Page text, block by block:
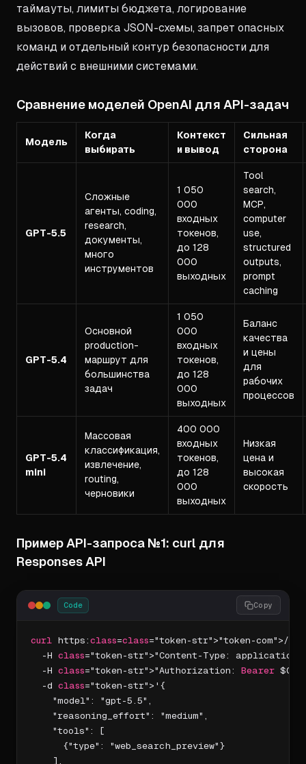
таймауты, лимиты бюджета, логирование
вызовов, проверка JSON-схемы, запрет опасных
команд и отдельный контур безопасности для
действий с внешними системами.
Сравнение моделей OpenAI для API-задач
Модель
Когда
выбирать
Контекст
и вывод
Сильная
сторона
GPT-5.5
Сложные
агенты, coding,
research,
документы,
много
инструментов
1 050
000
входных
токенов,
до 128
000
выходных
Tool
search,
MCP,
computer
use,
structured
outputs,
prompt
caching
GPT-5.4
Основной
production-
маршрут для
большинства
задач
1 050
000
входных
токенов,
до 128
000
выходных
Баланс
качества
и цены
для
рабочих
процессов
GPT-5.4
mini
Массовая
классификация,
извлечение,
routing,
черновики
400 000
входных
токенов,
до 128
000
выходных
Низкая
цена и
высокая
скорость
Пример API-запроса №1: curl для
Responses API
Code
curl https: class=class="token-str">"token-com">//
  -H
class="token-str">"Content-Type:
  -H
class="token-str">"Authorization: Bearer
  -d
class="token-str">'{
    "model": "gpt-5.5",
    "reasoning_effort": "medium",
    "tools": [
      {"type": "web_search_preview"}
    ],
Copy